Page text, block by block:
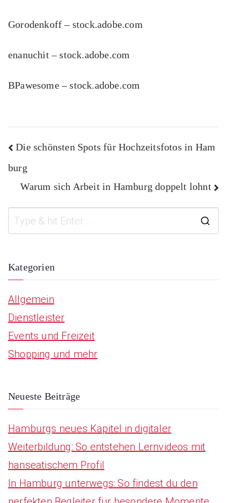
Gorodenkoff– stock.adobe.com
enanuchit – stock.adobe.com
BPawesome– stock.adobe.com
Beitragsnavigation
Die schönsten Spots für Hochzeitsfotos in Ham
burg
Warum sich Arbeit in Hamburg doppelt lohnt
r
Kategorien
Allgemein
Dienstleister
Events und Freizeit
Shopping und mehr
Neueste Beiträge
Hamburgs neues Kapitel in digitaler
Weiterbildung: So entstehen Lernvideos mit
hanseatischem Profil
In Hamburg unterwegs: So findest du den